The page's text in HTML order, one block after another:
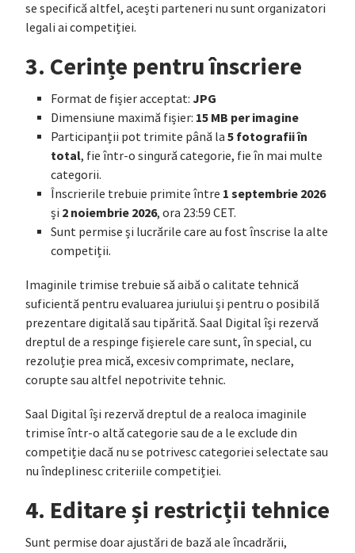
se specifică altfel, acești parteneri nu sunt organizatori
legali ai competiției.
3. Cerințe pentru înscriere
Format de fișier acceptat: JPG
Dimensiune maximă fișier: 15 MB per imagine
Participanții pot trimite până la 5 fotografii în
total, fie într-o singură categorie, fie în mai multe
categorii.
Înscrierile trebuie primite între 1 septembrie 2026
și 2 noiembrie 2026, ora 23:59 CET.
Sunt permise și lucrările care au fost înscrise la alte
competiții.
Imaginile trimise trebuie să aibă o calitate tehnică
suficientă pentru evaluarea juriului și pentru o posibilă
prezentare digitală sau tipărită. Saal Digital își rezervă
dreptul de a respinge fișierele care sunt, în special, cu
rezoluție prea mică, excesiv comprimate, neclare,
corupte sau altfel nepotrivite tehnic.
Saal Digital își rezervă dreptul de a realoca imaginile
trimise într-o altă categorie sau de a le exclude din
competiție dacă nu se potrivesc categoriei selectate sau
nu îndeplinesc criteriile competiției.
4. Editare și restricții tehnice
Sunt permise doar ajustări de bază ale încadrării,